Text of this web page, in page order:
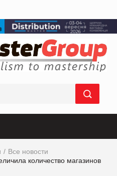
Все новости
количество магазинов